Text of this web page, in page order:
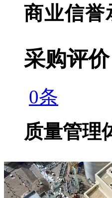
商业信誉
采购评价
0条
质量管理